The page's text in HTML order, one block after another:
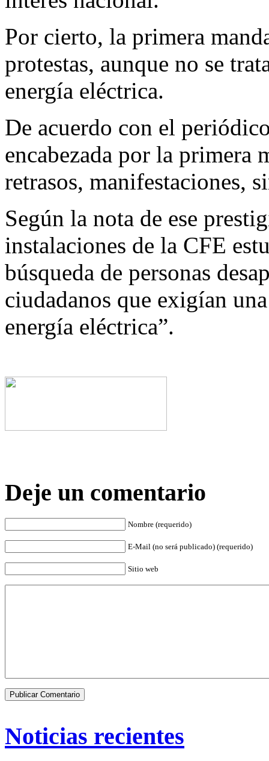
Por cierto, la primera
protestas, aunque no se
energía eléctrica.
De acuerdo con el
encabezada por la primera
retrasos, manifestaciones,
Según la nota de ese
instalaciones de la CFE
búsqueda de personas
ciudadanos que exigían
energía eléctrica”.
Deje un comentario
Nombre (requerido)
E-Mail (no será publicado) (requerido)
Sitio web
Noticias recientes